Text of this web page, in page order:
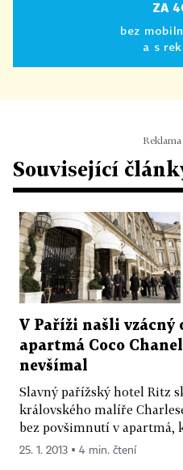
ZA
bez
a s
Související
V Paříži našli vzácný
apartmá Coco
nevšímal
Slavný pařížský hotel Ritz
královského malíře
bez povšimnutí v apartmá,
25. 1. 2013 ▪ 4 min. čtení